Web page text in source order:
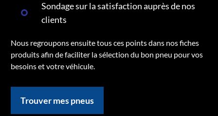
Sondage sur la satisfaction auprès de nos
clients
Nous regroupons ensuite tous ces points dans nos fiches
produits afin de faciliter la sélection du bon pneu pour vos
besoins et votre véhicule.
Trouver mes pneus